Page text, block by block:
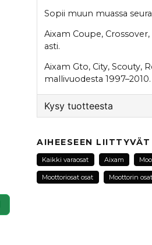
Sopii muun muassa
Aixam Coupe,
asti.
Aixam Gto, City, Scouty,
mallivuodesta 1997–2010.
Kysy tuotteesta
Kysy meiltä tästä
AIHEESEEN
Kaikki varaosat Aixam
Moottoriosat osat Moottorin osat